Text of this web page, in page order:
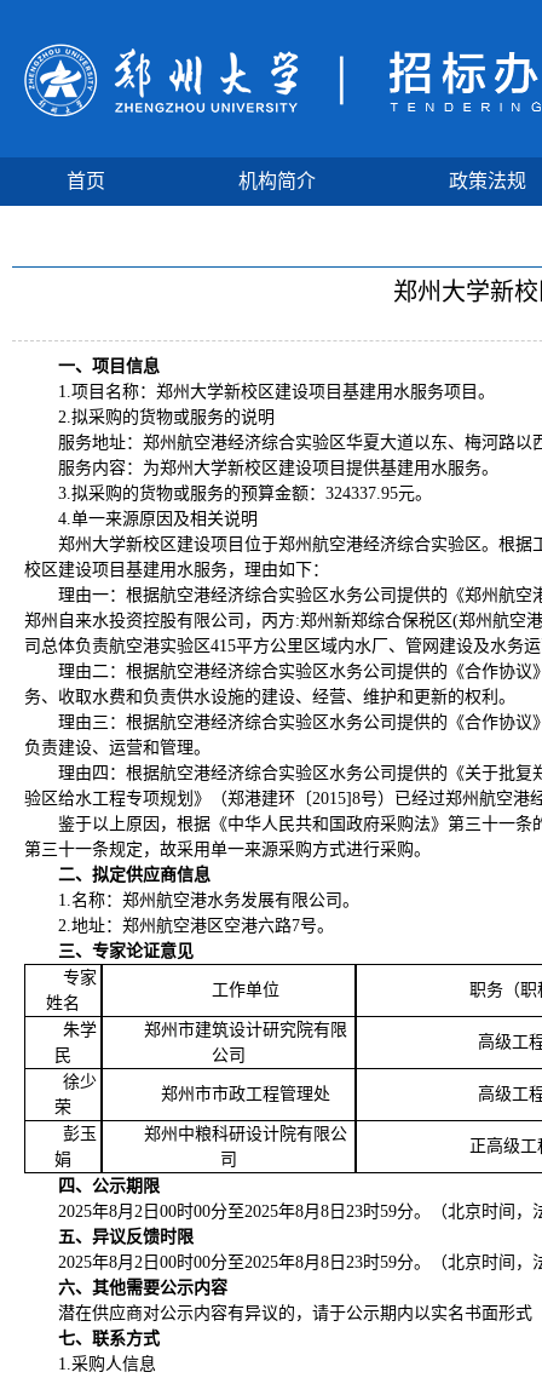
首页 机构简介 政策法规
郑州大学新
一、项目信息
1.项目名称： 郑州大学新校区建设项目基建用水服务项目。
2.拟采购的货物或服务的说明
服务地址：郑州航空港经济综合实验区华夏大道以东、梅河路以
服务内容：为郑州大学新校区建设项目 提供基建用水服务。
3.拟采购的货物或服务的预算金额：324337.95元。
4.单一来源原因及相关说明
郑州大学新校区建设项目位于郑州航空港经济综合实验区。根
校区建设项目基建用水服务，理由如下：
理由一：根据航空港经济综合实验区水务公司提供的《郑州航
郑州自来水投资控股有限公司，丙方:郑州新郑综合保税区(郑州航空
司总体负责航空港实验区415平方公里区域内水厂、管网建设及水务
理由二：根据航空港经济综合实验区水务公司提供的《合作协
务、收取水费和负责供水设施的建设、经营、维护和更新的权利。
理由三：根据航空港经济综合实验区水务公司提供的《合作协
负责建设、运营和管理。
理由四：根据航空港经济综合实验区水务公司提供的《关于批
验区给水工程专项规划》（郑港建环〔2015]8号）已经过郑州航空港
鉴于以上原因，根据《中华人民共和国政府采购法》第三十一
第三十一条规定，故采用单一来源采购方式进行采购。
二、拟定供应商信息
1.名称： 郑州航空港水务发展有限公司 。
2.地址： 郑州航空港区空港六路7号。
三、专家论证意见
专家
姓名
工作单位 职务（职
朱学
民
郑州市建筑设计研究院有限
公司
高级工
徐少
荣
郑州市市政工程管理处 高级工
彭玉
娟
郑州中粮科研设计院有限公
司
正高级工
四、公示期限
2025年8月 2 日 00时00分至2025年8月 8 日 23时59分。
（北京时间
五、异议反馈时限
2025年8月 2 日 00时00分至2025年8月 8 日 23时59分。
（北京时间
六、其他需要公示内容
潜在供应商对公示内容有异议的，请于公示期内以实名书面形
七、联系方式
1.采购人信息